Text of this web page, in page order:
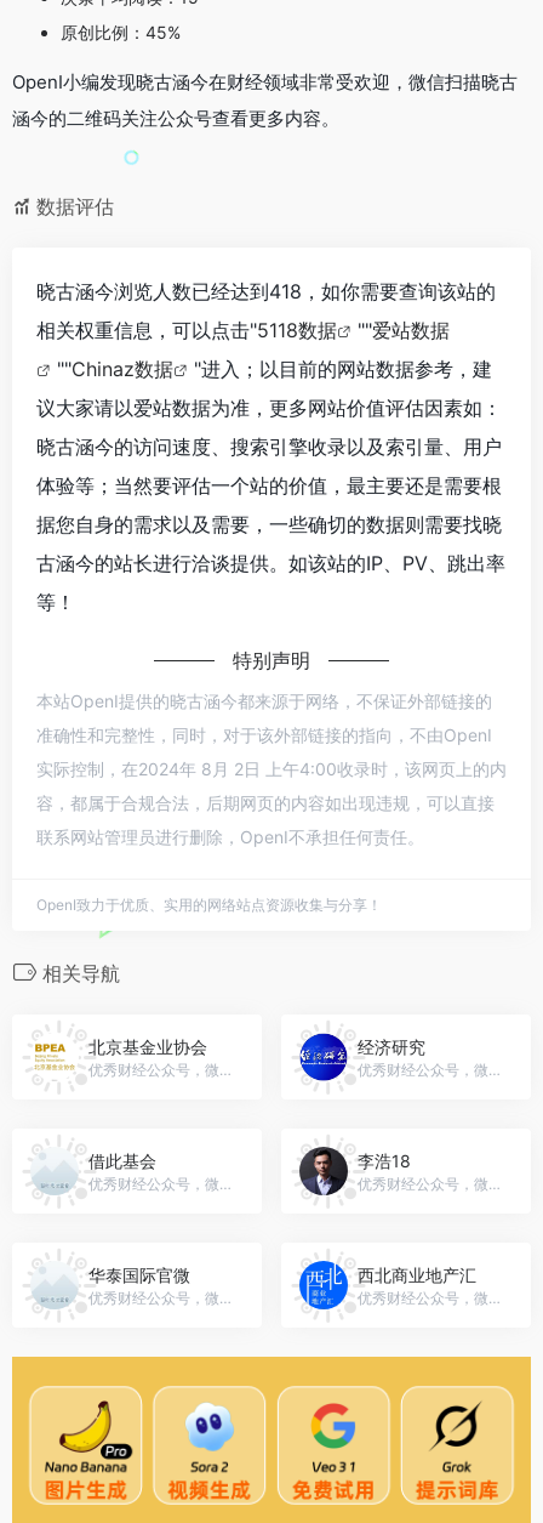
原创比例：45%
OpenI小编发现晓古涵今在财经领域非常受欢迎，微信扫描晓古
涵今的二维码关注公众号查看更多内容。
数据评估
晓古涵今浏览人数已经达到418，如你需要查询该站的
相关权重信息，可以点击"5118数据 ""爱站数据
""Chinaz数据
"进入；以目前的网站数据参考，建
议大家请以爱站数据为准，更多网站价值评估因素如：
晓古涵今的访问速度、搜索引擎收录以及索引量、用户
体验等；当然要评估一个站的价值，最主要还是需要根
据您自身的需求以及需要，一些确切的数据则需要找晓
古涵今的站长进行洽谈提供。如该站的IP、PV、跳出率
等！
特别声明
本站OpenI提供的晓古涵今都来源于网络，不保证外部链接的
准确性和完整性，同时，对于该外部链接的指向，不由OpenI
实际控制，在2024年 8月 2日 上午4:00收录时，该网页上的内
容，都属于合规合法，后期网页的内容如出现违规，可以直接
联系网站管理员进行删除，OpenI不承担任何责任。
OpenI致力于优质、实用的网络站点资源收集与分享！
相关导航
北京基金业协会
优秀财经公众号，微信号：bpea-bpea
经济研究
优秀财经公众号，微信号：erj_weixin
借此基会
优秀财经公众号，微信号：kxiaokh
李浩18
优秀财经公众号，微信号：gh_a368239802c6
华泰国际官微
优秀财经公众号，微信号：gh_b5e1cd6f9da5
西北商业地产汇
优秀财经公众号，微信号：yingshang_xian